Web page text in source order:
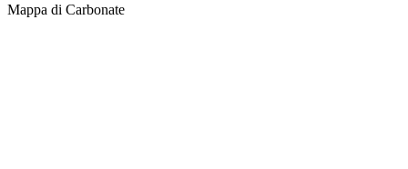
Mappa di Carbonate